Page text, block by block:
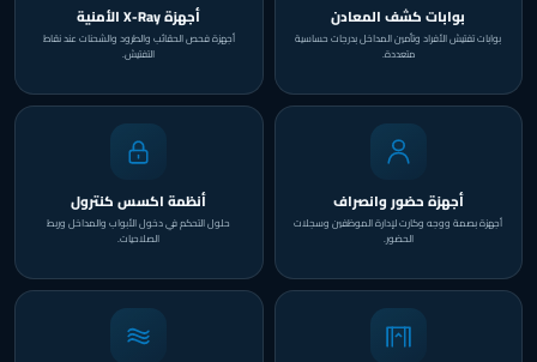
بوابات كشف المعادن
بوابات تفتيش الأفراد وتأمين المداخل بدرجات حساسية
متعددة.
أجهزة X-Ray الأمنية
أجهزة فحص الحقائب والطرود والشحنات عند نقاط
التفتيش.
أجهزة حضور وانصراف
أجهزة بصمة ووجه وكارت لإدارة الموظفين وسجلات
الحضور.
أنظمة اكسس كنترول
حلول التحكم في دخول الأبواب والمداخل وربط
الصلاحيات.